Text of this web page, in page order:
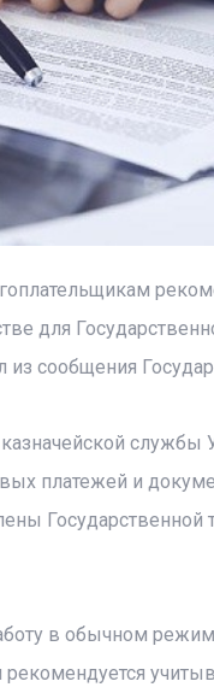
для
из сообщения
службы
платежей и
в обычном